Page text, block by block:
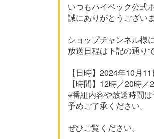
いつもハイベック公式
誠にありがとうございま
ショップチャンネル様
放送日程は下記の通りで
【日時】2024年10
【時間】12時／20時／
※番組内容や放送時間
予めご了承ください。
ぜひご覧ください。